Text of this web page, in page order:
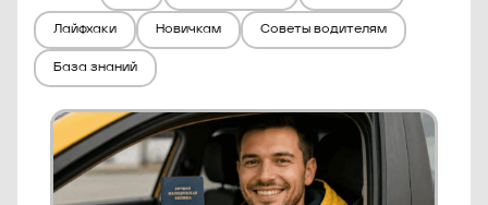
Лайфхаки Новичкам Советы водителям
База знаний